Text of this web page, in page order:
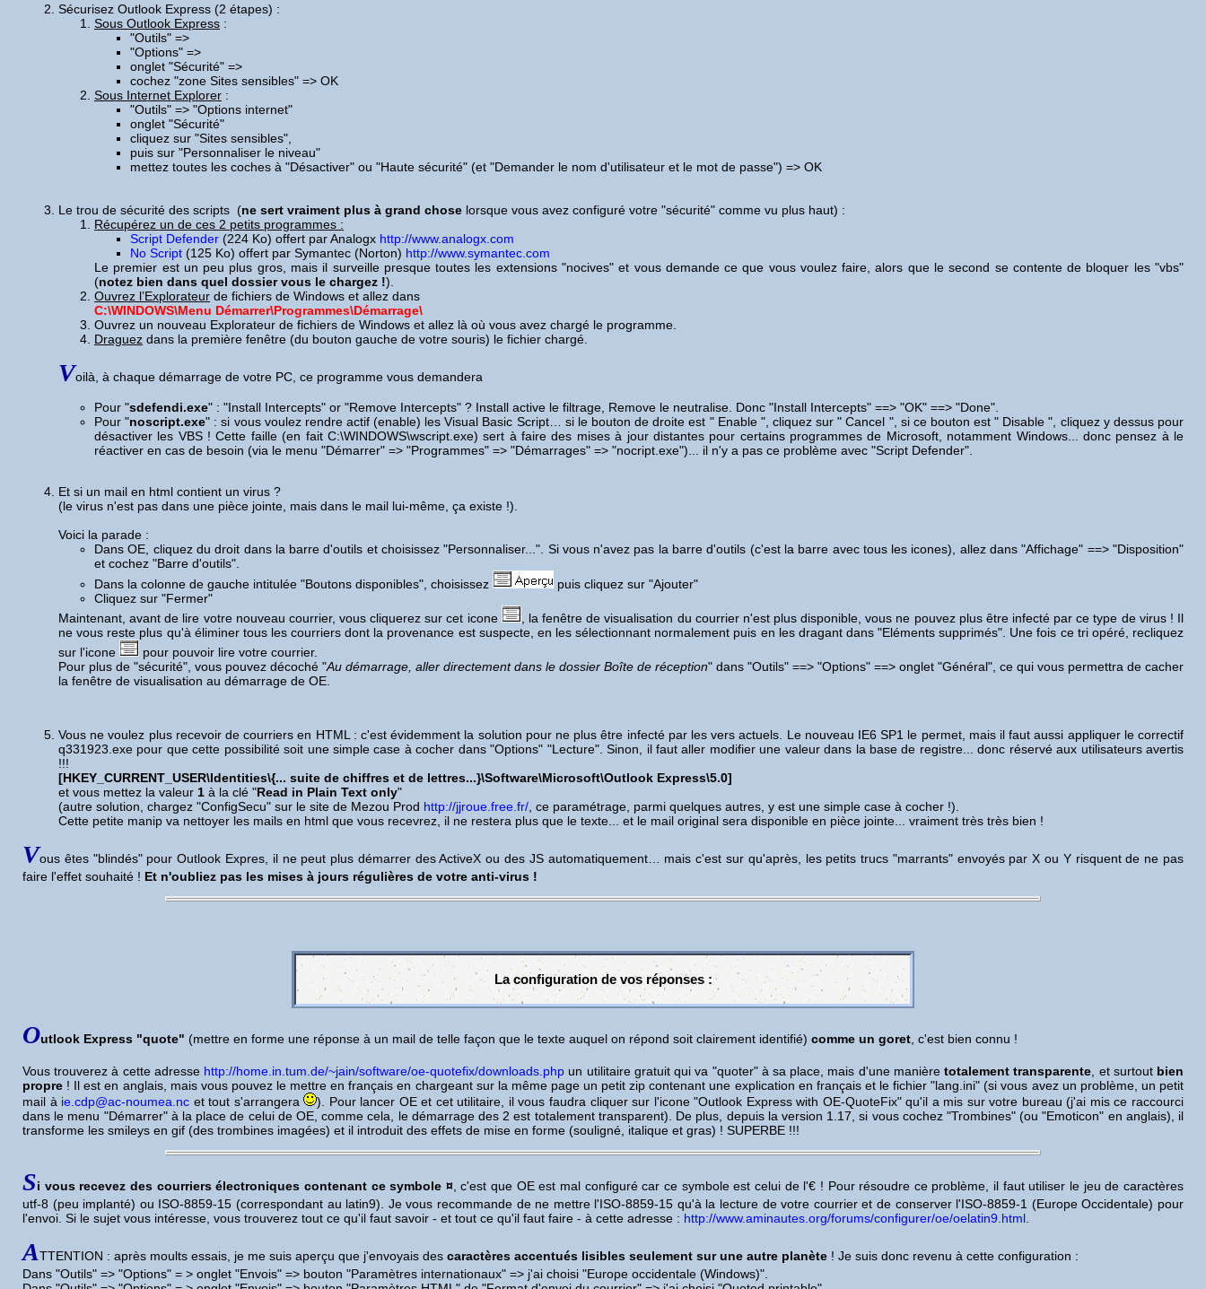
Sécurisez Outlook Express (2 étapes) :
Sous Outlook Express :
"Outils" =>
"Options" =>
onglet "Sécurité" =>
cochez "zone Sites sensibles" => OK
Sous Internet Explorer :
"Outils" => "Options internet"
onglet "Sécurité"
cliquez sur "Sites sensibles",
puis sur "Personnaliser le niveau"
mettez toutes les coches à "Désactiver" ou "Haute sécurité" (et "Demander le nom d'utilisateur et le mot de passe") => OK
Le trou de sécurité des scripts (ne sert vraiment plus à grand chose lorsque vous avez configuré votre "sécurité" comme vu plus haut) :
Récupérez un de ces 2 petits programmes :
Script Defender (224 Ko) offert par Analogx http://www.analogx.com
No Script (125 Ko) offert par Symantec (Norton) http://www.symantec.com
Le premier est un peu plus gros, mais il surveille presque toutes les extensions "nocives" et vous demande ce que vous voulez faire, alors que le second se contente de bloquer les "vbs"
(notez bien dans quel dossier vous le chargez !).
Ouvrez l’Explorateur de fichiers de Windows et allez dans
C:\WINDOWS\Menu Démarrer\Programmes\Démarrage\
Ouvrez un nouveau Explorateur de fichiers de Windows et allez là où vous avez chargé le programme.
Draguez dans la première fenêtre (du bouton gauche de votre souris) le fichier chargé.
Voilà, à chaque démarrage de votre PC, ce programme vous demandera
Pour "sdefendi.exe" : "Install Intercepts" or "Remove Intercepts" ? Install active le filtrage, Remove le neutralise. Donc "Install Intercepts" ==> "OK" ==> "Done".
Pour "noscript.exe" : si vous voulez rendre actif (enable) les Visual Basic Script… si le bouton de droite est " Enable ", cliquez sur " Cancel ", si ce bouton est " Disable ", cliquez y dessus pour
désactiver les VBS ! Cette faille (en fait C:\WINDOWS\wscript.exe) sert à faire des mises à jour distantes pour certains programmes de Microsoft, notamment Windows... donc pensez à le
réactiver en cas de besoin (via le menu "Démarrer" => "Programmes" => "Démarrages" => "nocript.exe")... il n'y a pas ce problème avec "Script Defender".
Et si un mail en html contient un virus ?
(le virus n'est pas dans une pièce jointe, mais dans le mail lui-même, ça existe !).
Voici la parade :
Dans OE, cliquez du droit dans la barre d'outils et choisissez "Personnaliser...". Si vous n'avez pas la barre d'outils (c'est la barre avec tous les icones), allez dans "Affichage" ==> "Disposition"
et cochez "Barre d'outils".
Dans la colonne de gauche intitulée "Boutons disponibles", choisissez
puis cliquez sur "Ajouter"
Cliquez sur "Fermer"
Maintenant, avant de lire votre nouveau courrier, vous cliquerez sur cet icone
, la fenêtre de visualisation du courrier n'est plus disponible, vous ne pouvez plus être infecté par ce type de virus ! Il
ne vous reste plus qu'à éliminer tous les courriers dont la provenance est suspecte, en les sélectionnant normalement puis en les dragant dans "Eléments supprimés". Une fois ce tri opéré, recliquez
sur l'icone
pour pouvoir lire votre courrier.
Pour plus de "sécurité", vous pouvez décoché "Au démarrage, aller directement dans le dossier Boîte de réception" dans "Outils" ==> "Options" ==> onglet "Général", ce qui vous permettra de cacher
la fenêtre de visualisation au démarrage de OE.
Vous ne voulez plus recevoir de courriers en HTML : c'est évidemment la solution pour ne plus être infecté par les vers actuels. Le nouveau IE6 SP1 le permet, mais il faut aussi appliquer le correctif
q331923.exe pour que cette possibilité soit une simple case à cocher dans "Options" "Lecture". Sinon, il faut aller modifier une valeur dans la base de registre... donc réservé aux utilisateurs avertis
!!!
[HKEY_CURRENT_USER\Identities\{... suite de chiffres et de lettres...}\Software\Microsoft\Outlook Express\5.0]
et vous mettez la valeur 1 à la clé "Read in Plain Text only"
(autre solution, chargez "ConfigSecu" sur le site de Mezou Prod http://jjroue.free.fr/ , ce paramétrage, parmi quelques autres, y est une simple case à cocher !).
Cette petite manip va nettoyer les mails en html que vous recevrez, il ne restera plus que le texte... et le mail original sera disponible en pièce jointe... vraiment très très bien !
Vous êtes "blindés"pour Outlook Expres, il ne peut plus démarrer des ActiveX ou des JS automatiquement… mais c'est sur qu'après, les petits trucs "marrants" envoyés par X ou Y risquent de ne pas
faire l'effet souhaité ! Et n'oubliez pas les mises à jours régulières de votre anti-virus !
La configuration de vos réponses :
Outlook Express "quote" (mettre en forme une réponse à un mail de telle façon que le texte auquel on répond soit clairement identifié) comme un goret, c'est bien connu !
Vous trouverez à cette adresse http://home.in.tum.de/~jain/software/oe-quotefix/downloads.php un utilitaire gratuit qui va "quoter" à sa place, mais d'une manièretotalement transparente, et surtout bien
propre ! Il est en anglais, mais vous pouvez le mettre en français en chargeant sur la même page un petit zip contenant une explication en français et le fichier "lang.ini" (si vous avez un problème, un petit
mail à ie.cdp@ac-noumea.nc et tout s'arrangera
). Pour lancer OE et cet utilitaire, il vous faudra cliquer sur l'icone "Outlook Express with OE-QuoteFix" qu'il a mis sur votre bureau (j'ai mis ce raccourci
dans le menu "Démarrer" à la place de celui de OE, comme cela, le démarrage des 2 est totalement transparent). De plus, depuis la version 1.17, si vous cochez "Trombines" (ou "Emoticon" en anglais), il
transforme les smileys en gif (des trombines imagées) et il introduit des effets de mise en forme (souligné, italique et gras) ! SUPERBE !!!
Si vous recevez des courriers électroniques contenant ce symbole ¤, c'est que OE est mal configuré car ce symbole est celui de l'€ ! Pour résoudre ce problème, il faut utiliser le jeu de caractères
utf-8 (peu implanté) ou ISO-8859-15 (correspondant au latin9). Je vous recommande de ne mettre l'ISO-8859-15 qu'à la lecture de votre courrier et de conserver l'ISO-8859-1 (Europe Occidentale) pour
l'envoi. Si le sujet vous intéresse, vous trouverez tout ce qu'il faut savoir - et tout ce qu'il faut faire - à cette adresse : http://www.aminautes.org/forums/configurer/oe/oelatin9.html.
ATTENTION : après moults essais, je me suis aperçu que j'envoyais des caractères accentués lisibles seulement sur une autre planète ! Je suis donc revenu à cette configuration :
Dans "Outils" => "Options" = > onglet "Envois" => bouton "Paramètres internationaux" => j'ai choisi "Europe occidentale (Windows)".